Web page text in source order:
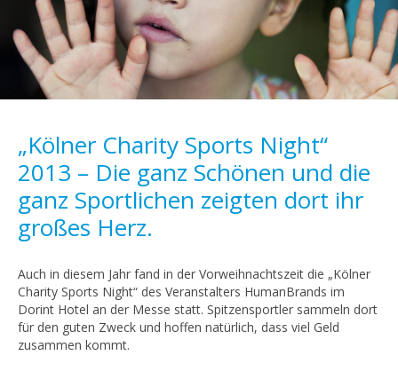
„Kölner Charity Sports Night“
2013 – Die ganz Schönen und die
ganz Sportlichen zeigten dort ihr
großes Herz.
Auch in diesem Jahr fand in der Vorweihnachtszeit die „Kölner
Charity Sports Night“ des Veranstalters HumanBrands im
Dorint Hotel an der Messe statt. Spitzensportler sammeln dort
für den guten Zweck und hoffen natürlich, dass viel Geld
zusammen kommt.